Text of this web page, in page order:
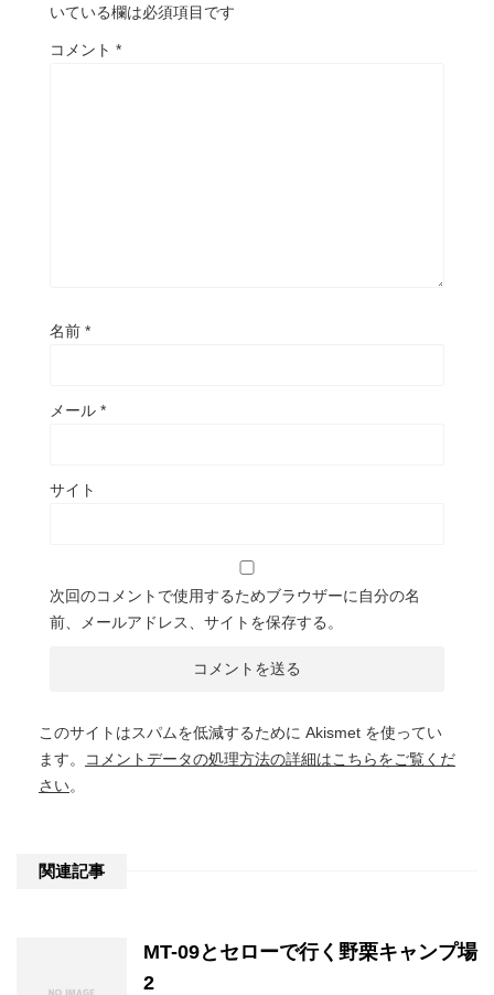
いている欄は必須項目です
コメント *
名前 *
メール *
サイト
次回のコメントで使用するためブラウザーに自分の名
前、メールアドレス、サイトを保存する。
このサイトはスパムを低減するために Akismet を使ってい
ます。
コメントデータの処理方法の詳細はこちらをご覧くだ
さい。
関連記事
MT-09とセローで行く野栗キャンプ場
2